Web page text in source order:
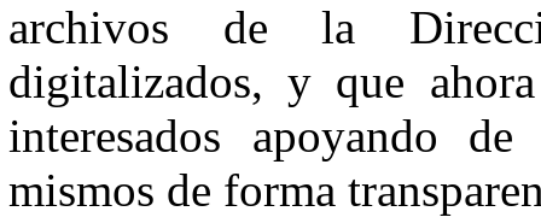
archivos de la
digitalizados, y que
interesados apoyando
mismos de forma